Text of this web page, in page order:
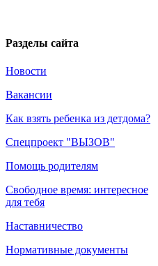
Разделы сайта
Новости
Вакансии
Как взять ребенка из детдома?
Спецпроект "ВЫЗОВ"
Помощь родителям
Свободное время: интересное
для тебя
Наставничество
Нормативные документы